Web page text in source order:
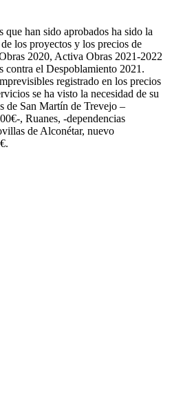
que han sido aprobados ha sido la
los proyectos y los precios de
2020, Activa Obras 2021-2022
el Despoblamiento 2021.
registrado en los precios
se ha visto la necesidad de su
de San Martín de Trevejo –
, Ruanes, -dependencias
de Alconétar, nuevo